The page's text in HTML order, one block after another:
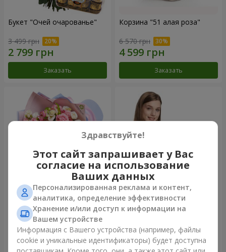
Букет "Очей очарованье"
3 499 грн
Заказать
Корзина "51 алая роза"
6 570 грн
Заказать
Букет "Сказка моей жизни"
2 621 грн
Заказать
Корзина "Ангелочек"
Заказать
Здравствуйте!
Этот сайт запрашивает у Вас
согласие на использование
Ваших данных
Персонализированная реклама и контент,
аналитика, определение эффективности
Хранение и/или доступ к информации на
Вашем устройстве
Информация с Вашего устройства (например, файлы
cookie и уникальные идентификаторы) будет доступна